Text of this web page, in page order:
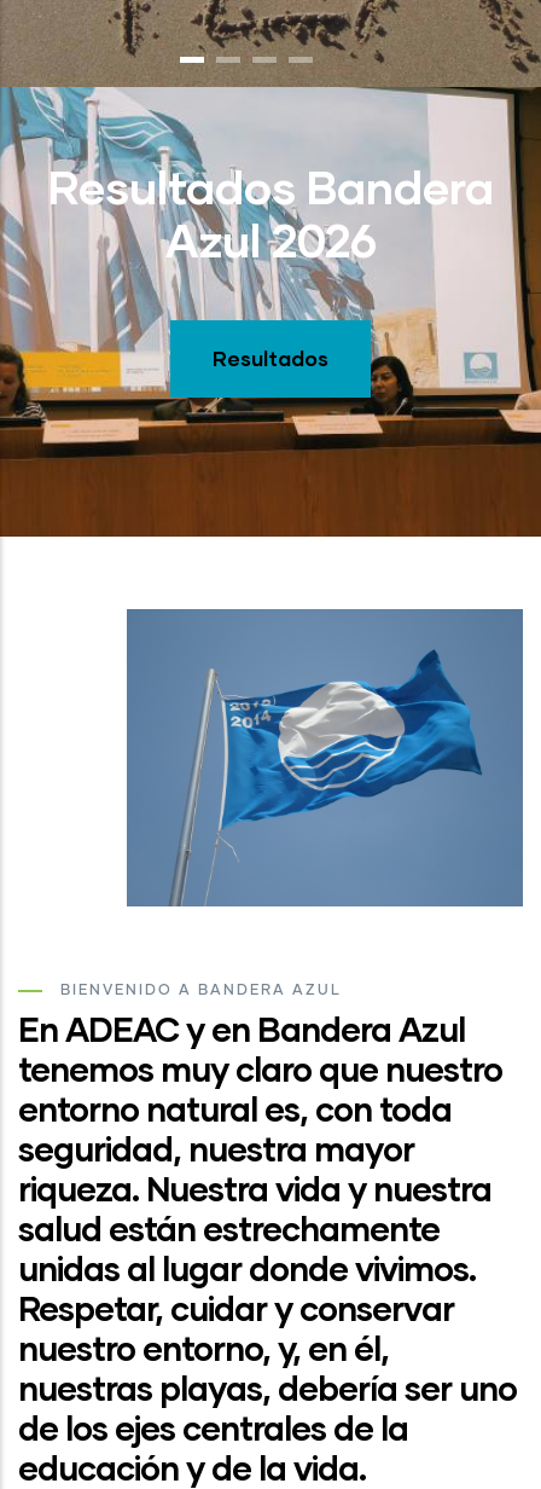
Resultados Bandera
Azul 2026
Resultados
BIENVENIDO A BANDERA AZUL
En ADEAC y en Bandera Azul
tenemos muy claro que nuestro
entorno natural es, con toda
seguridad, nuestra mayor
riqueza. Nuestra vida y nuestra
salud están estrechamente
unidas al lugar donde vivimos.
Respetar, cuidar y conservar
nuestro entorno, y, en él,
nuestras playas, debería ser uno
de los ejes centrales de la
educación y de la vida.